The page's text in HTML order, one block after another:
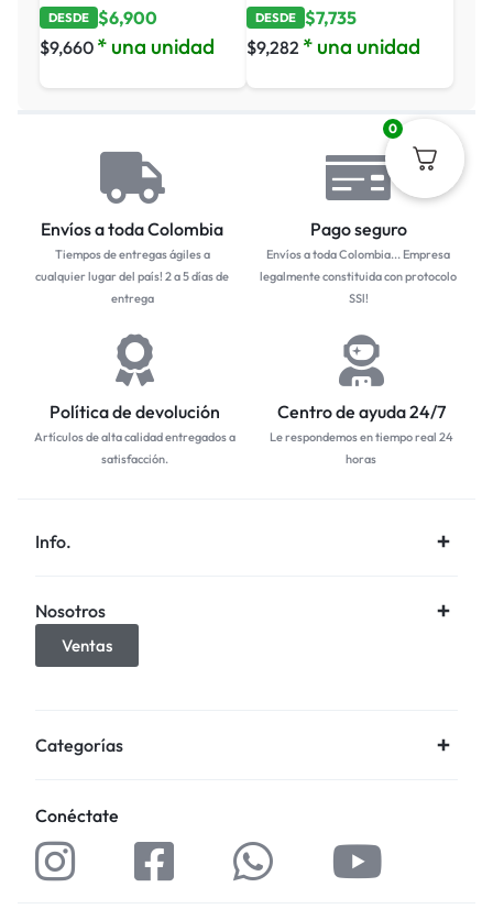
DESDE $6,900
$9,660 * una unidad
DESDE $7,735
$9,282 * una unidad
Envíos a toda Colombia
Tiempos de entregas ágiles a
cualquier lugar del país! 2 a 5 días de
entrega
Pago seguro
Envíos a toda Colombia... Empresa
legalmente constituida con protocolo
SSl!
Política de devolución
Artículos de alta calidad entregados a
satisfacción.
Centro de ayuda 24/7
Le respondemos en tiempo real 24
horas
Info.
Nosotros
Ventas
Categorías
Conéctate
0